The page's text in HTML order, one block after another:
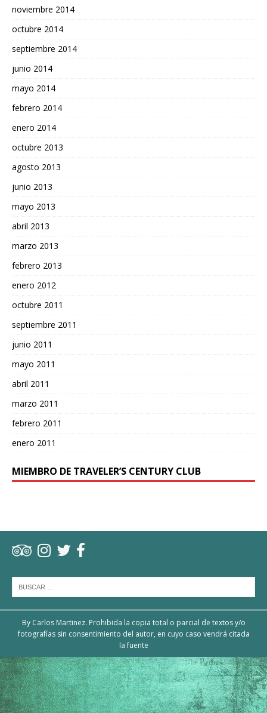
noviembre 2014
octubre 2014
septiembre 2014
junio 2014
mayo 2014
febrero 2014
enero 2014
octubre 2013
agosto 2013
junio 2013
mayo 2013
abril 2013
marzo 2013
febrero 2013
enero 2012
octubre 2011
septiembre 2011
junio 2011
mayo 2011
abril 2011
marzo 2011
febrero 2011
enero 2011
MIEMBRO DE TRAVELER’S CENTURY CLUB
By Carlos Martinez. Prohibida la copia total o parcial de textos y/o
fotografías sin consentimiento del autor, en cuyo caso vendrá citada
la fuente